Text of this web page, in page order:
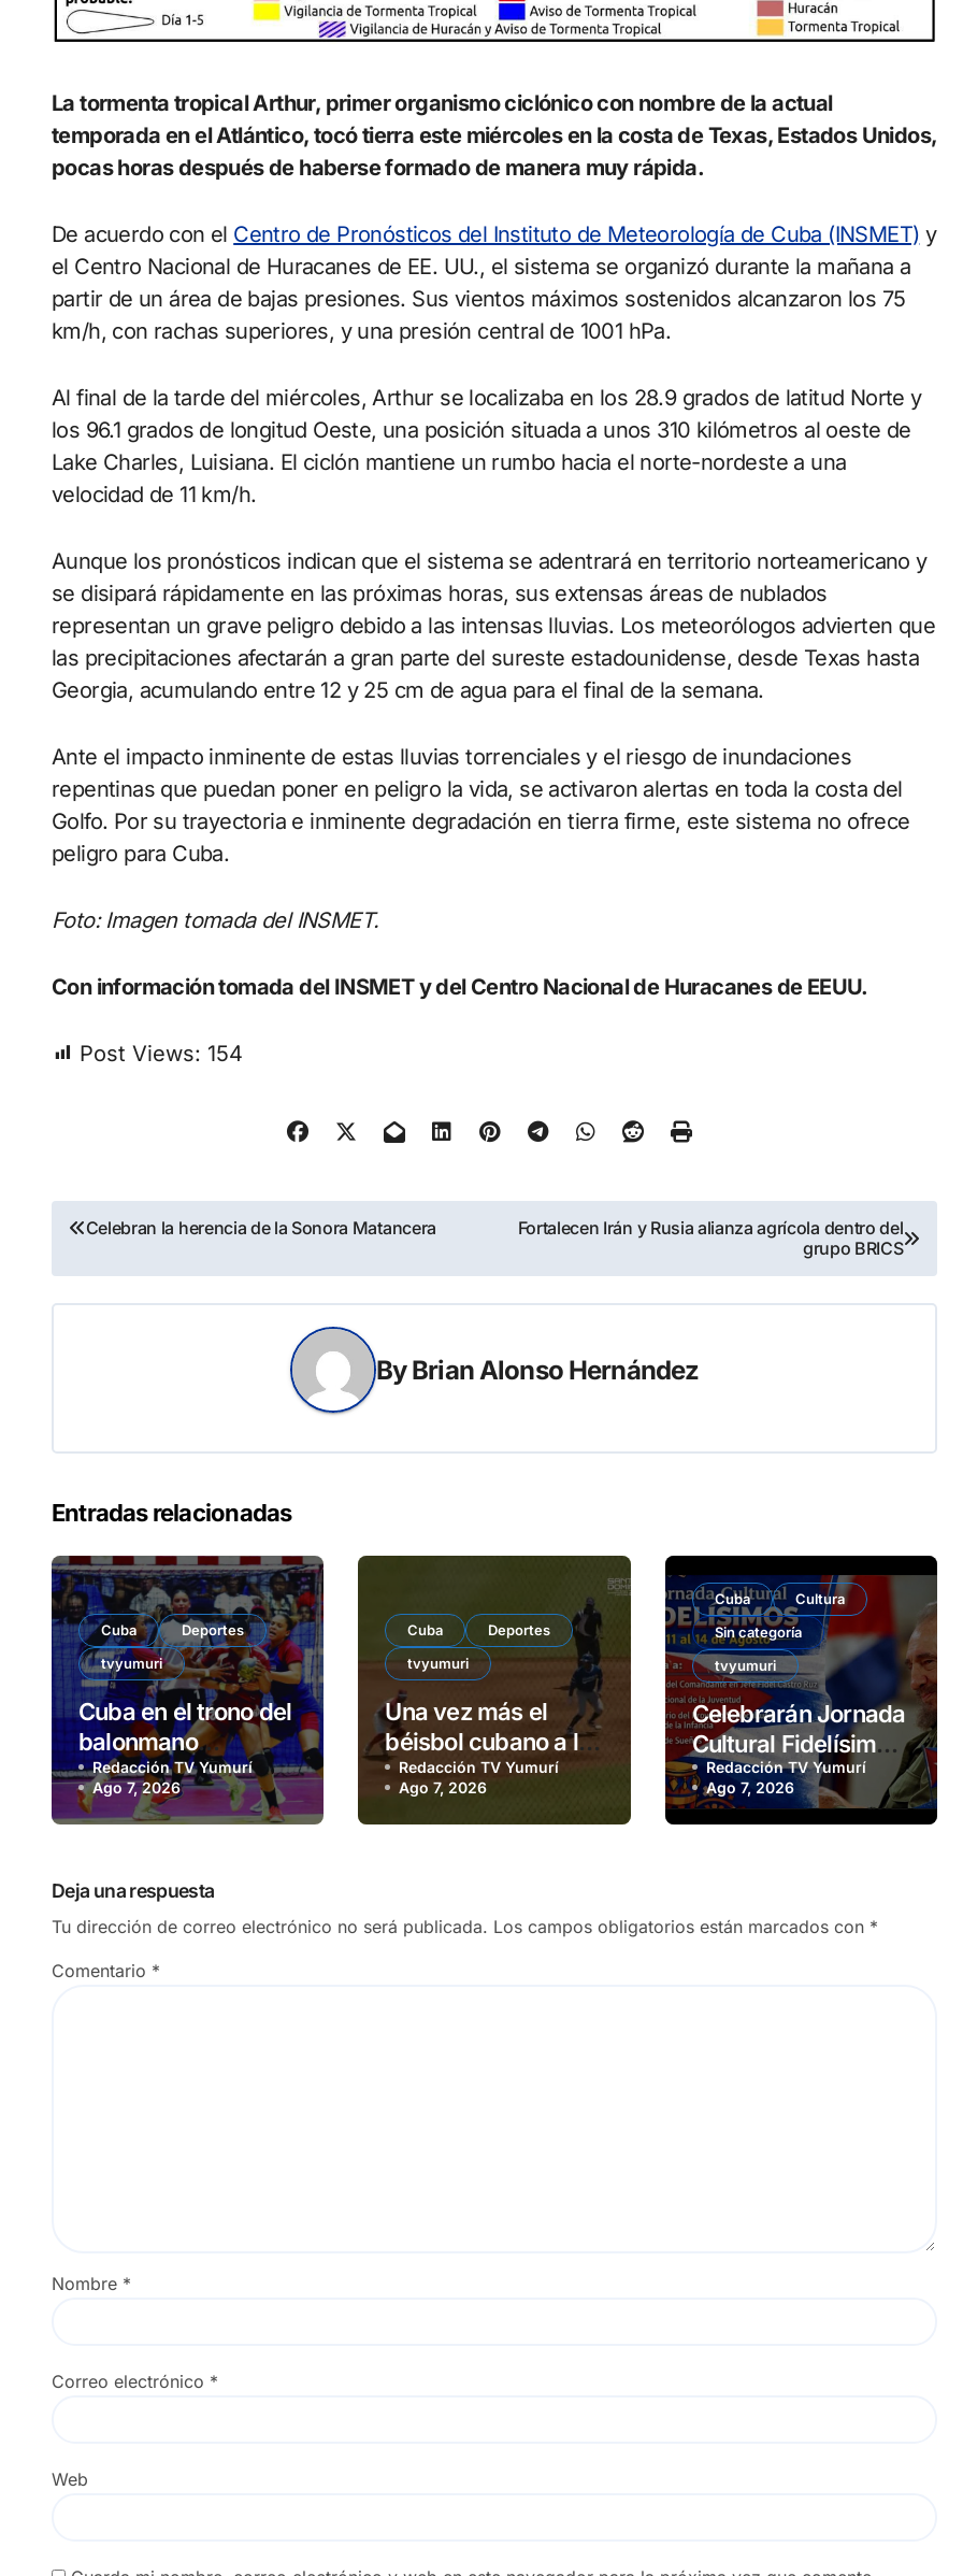
La tormenta tropical Arthur, primer organismo ciclónico con nombre de la actual
temporada en el Atlántico, tocó tierra este miércoles en la costa de Texas, Estados Unidos,
pocas horas después de haberse formado de manera muy rápida.
De acuerdo con el Centro de Pronósticos del Instituto de Meteorología de Cuba (INSMET) y
el Centro Nacional de Huracanes de EE. UU., el sistema se organizó durante la mañana a
partir de un área de bajas presiones. Sus vientos máximos sostenidos alcanzaron los 75
km/h, con rachas superiores, y una presión central de 1001 hPa.
Al final de la tarde del miércoles, Arthur se localizaba en los 28.9 grados de latitud Norte y
los 96.1 grados de longitud Oeste, una posición situada a unos 310 kilómetros al oeste de
Lake Charles, Luisiana. El ciclón mantiene un rumbo hacia el norte-nordeste a una
velocidad de 11 km/h.
Aunque los pronósticos indican que el sistema se adentrará en territorio norteamericano y
se disipará rápidamente en las próximas horas, sus extensas áreas de nublados
representan un grave peligro debido a las intensas lluvias. Los meteorólogos advierten que
las precipitaciones afectarán a gran parte del sureste estadounidense, desde Texas hasta
Georgia, acumulando entre 12 y 25 cm de agua para el final de la semana.
Ante el impacto inminente de estas lluvias torrenciales y el riesgo de inundaciones
repentinas que puedan poner en peligro la vida, se activaron alertas en toda la costa del
Golfo. Por su trayectoria e inminente degradación en tierra firme, este sistema no ofrece
peligro para Cuba.
Foto: Imagen tomada del INSMET.
Con información tomada del INSMET y del Centro Nacional de Huracanes de EEUU.
Post Views: 154
Navegación
de
entradas
Celebran la herencia de la Sonora Matancera
Fortalecen Irán y Rusia alianza agrícola dentro del
grupo BRICS
ByBrian Alonso Hernández
Entradas relacionadas
Cuba
Deportes
tvyumuri
Cuba en el trono del
balonmano
femenino
Redacción TV Yumurí
Ago 7, 2026
Cuba
Deportes
tvyumuri
Una vez más el
béisbol cubano a las
puertas
Redacción TV Yumurí
Ago 7, 2026
Cuba
Cultura
Sin categoría
tvyumuri
Celebrarán Jornada
Cultural Fidelísimos
en Matanzas
Redacción TV Yumurí
Ago 7, 2026
Deja una respuesta
Tu dirección de correo electrónico no será publicada. Los campos obligatorios están marcados con *
Comentario *
Nombre *
Correo electrónico *
Web